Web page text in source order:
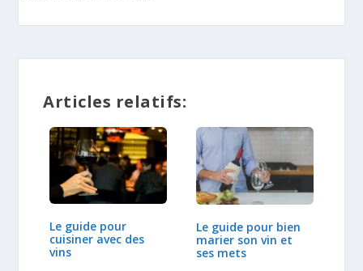
Articles relatifs:
Le guide pour
cuisiner avec des
vins
Le guide pour bien
marier son vin et
ses mets